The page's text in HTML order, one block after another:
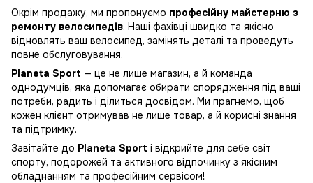
Окрім продажу, ми пропонуємо професійну майстерню з
ремонту велосипедів. Наші фахівці швидко та якісно
відновлять ваш велосипед, замінять деталі та проведуть
повне обслуговування.
Planeta Sport — це не лише магазин, а й команда
однодумців, яка допомагає обирати спорядження під ваші
потреби, радить і ділиться досвідом. Ми прагнемо, щоб
кожен клієнт отримував не лише товар, а й корисні знання
та підтримку.
Завітайте до Planeta Sport і відкрийте для себе світ
спорту, подорожей та активного відпочинку з якісним
обладнанням та професійним сервісом!